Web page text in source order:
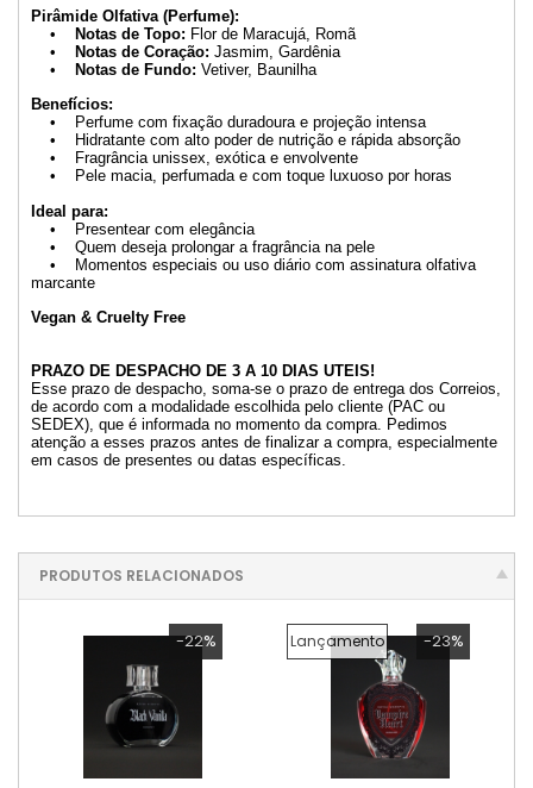
Pirâmide Olfativa (Perfume):
• Notas de Topo: Flor de Maracujá, Romã
• Notas de Coração: Jasmim, Gardênia
• Notas de Fundo: Vetiver, Baunilha
Benefícios:
• Perfume com fixação duradoura e projeção intensa
• Hidratante com alto poder de nutrição e rápida absorção
• Fragrância unissex, exótica e envolvente
• Pele macia, perfumada e com toque luxuoso por horas
Ideal para:
• Presentear com elegância
• Quem deseja prolongar a fragrância na pele
• Momentos especiais ou uso diário com assinatura olfativa
marcante
Vegan & Cruelty Free
PRAZO DE DESPACHO DE 3 A 10 DIAS UTEIS!
Esse prazo de despacho, soma-se o prazo de entrega dos Correios,
de acordo com a modalidade escolhida pelo cliente (PAC ou
SEDEX), que é informada no momento da compra. Pedimos
atenção a esses prazos antes de finalizar a compra, especialmente
em casos de presentes ou datas específicas.
PRODUTOS RELACIONADOS
-22% Lançamento -23%